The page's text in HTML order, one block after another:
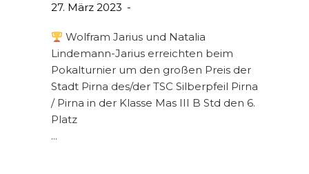
27. März 2023
Wolfram Jarius und Natalia
Lindemann-Jarius erreichten beim
Pokalturnier um den großen Preis der
Stadt Pirna des/der TSC Silberpfeil Pirna
/ Pirna in der Klasse Mas III B Std den 6.
Platz